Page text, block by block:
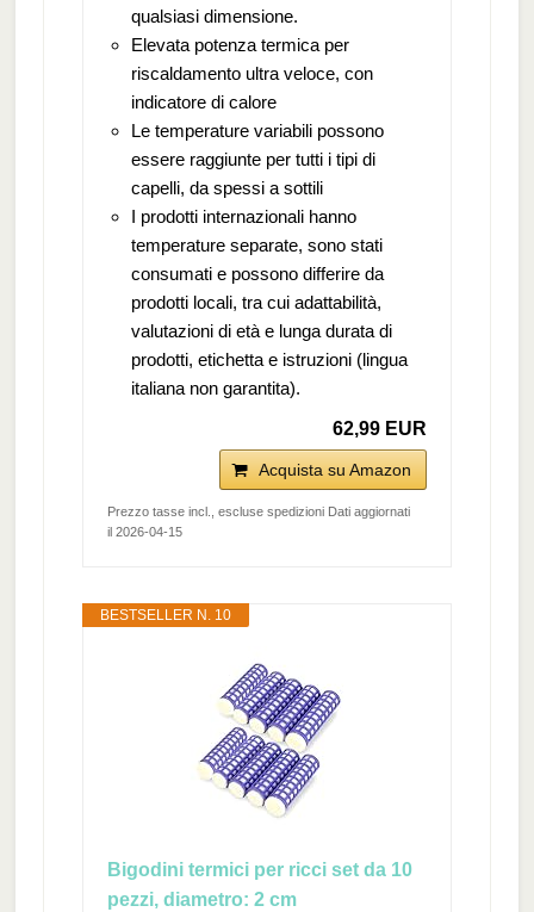
qualsiasi dimensione.
Elevata potenza termica per
riscaldamento ultra veloce, con
indicatore di calore
Le temperature variabili possono
essere raggiunte per tutti i tipi di
capelli, da spessi a sottili
I prodotti internazionali hanno
temperature separate, sono stati
consumati e possono differire da
prodotti locali, tra cui adattabilità,
valutazioni di età e lunga durata di
prodotti, etichetta e istruzioni (lingua
italiana non garantita).
62,99 EUR
Acquista su Amazon
Prezzo tasse incl., escluse spedizioni Dati aggiornati
il 2026-04-15
BESTSELLER N. 10
Bigodini termici per ricci set da 10
pezzi, diametro: 2 cm